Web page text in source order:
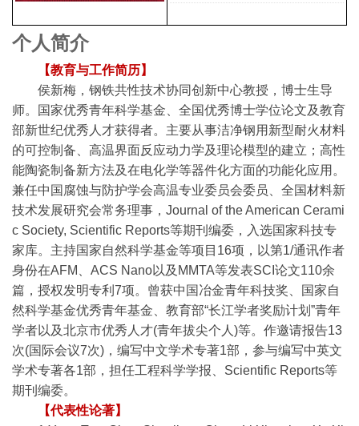
个人简介
【教育与工作简历】
侯新梅，钢铁共性技术协同创新中心教授，博士生导
师。国家优秀青年科学基金、全国优秀博士学位论文及教育
部新世纪优秀人才获得者。主要从事洁净钢用新型耐火材料
的可控制备、高温界面反应动力学及理论模型的建立；高性
能陶瓷制备新方法及在电化学等器件化方面的功能化应用。
兼任中国腐蚀与防护学会高温专业委员会委员、全国材料新
技术发展研究会常务理事，Journal of the American Cerami
c Society, Scientific Reports等期刊编委，入选国家科技专
家库。主持国家自然科学基金等项目16项，以第1/通讯作者
身份在AFM、ACS Nano以及MMTA等发表SCI论文110余
篇，授权发明专利7项。曾获中国冶金青年科技奖、国家自
然科学基金优秀青年基金、教育部“长江学者奖励计划”青年
学者以及北京市优秀人才(青年拔尖个人)等。作邀请报告13
次(国际会议7次)，编写中文学术专著1部，参与编写中英文
学术专著各1部，担任工程科学学报、Scientific Reports等
期刊编委。
【代表性论著】